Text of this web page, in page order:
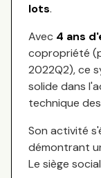
lots.
Avec 4 ans
copropriété
2022Q2), ce
solide dans
technique
Son activité
démontrant
Le siège